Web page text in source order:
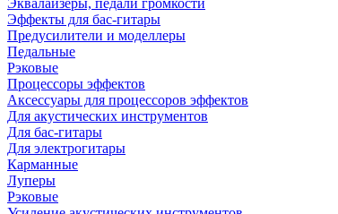
Эквалайзеры, педали громкости
Эффекты для бас-гитары
Предусилители и моделлеры
Педальные
Рэковые
Процессоры эффектов
Аксессуары для процессоров эффектов
Для акустических инструментов
Для бас-гитары
Для электрогитары
Карманные
Луперы
Рэковые